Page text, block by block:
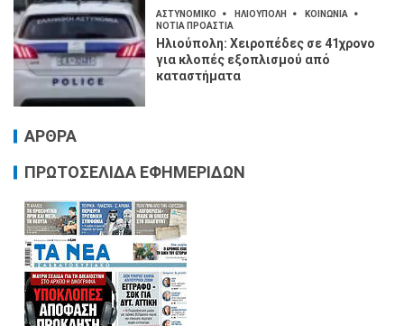
ΑΣΤΥΝΟΜΙΚΟ ΗΛΙΟΥΠΟΛΗ
ΚΟΙΝΩΝΙΑ
ΝΟΤΙΑ ΠΡΟΑΣΤΙΑ
Ηλιούπολη: Χειροπέδες σε 41χρονο
για κλοπές εξοπλισμού από
καταστήματα
ΑΡΘΡΑ
ΠΡΩΤΟΣΕΛΙΔΑ ΕΦΗΜΕΡΙΔΩΝ